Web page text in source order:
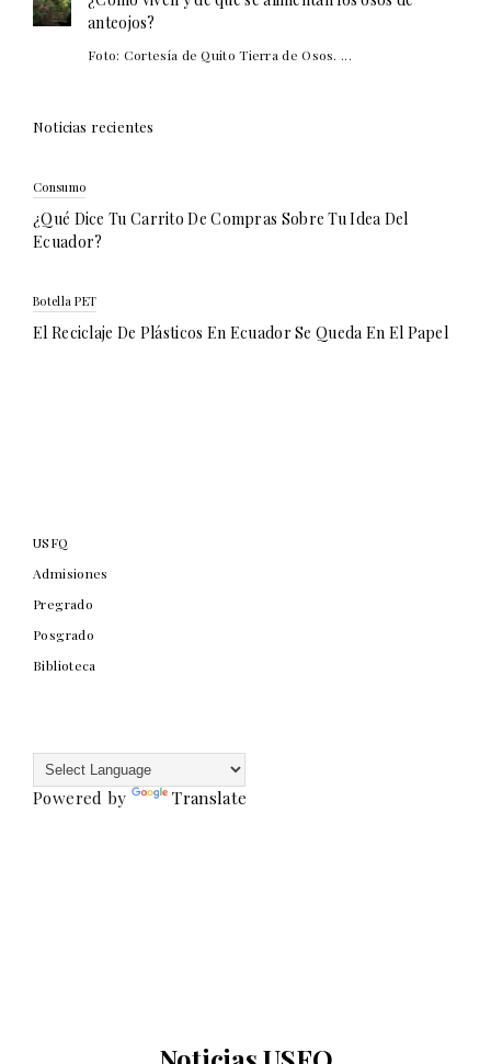
anteojos?
Foto: Cortesía de Quito Tierra de Osos. ...
Noticias recientes
Consumo
¿Qué Dice Tu Carrito De Compras Sobre Tu Idea Del
Ecuador?
Botella PET
El Reciclaje De Plásticos En Ecuador Se Queda En El Papel
USFQ
Admisiones
Pregrado
Posgrado
Biblioteca
Powered by Translate